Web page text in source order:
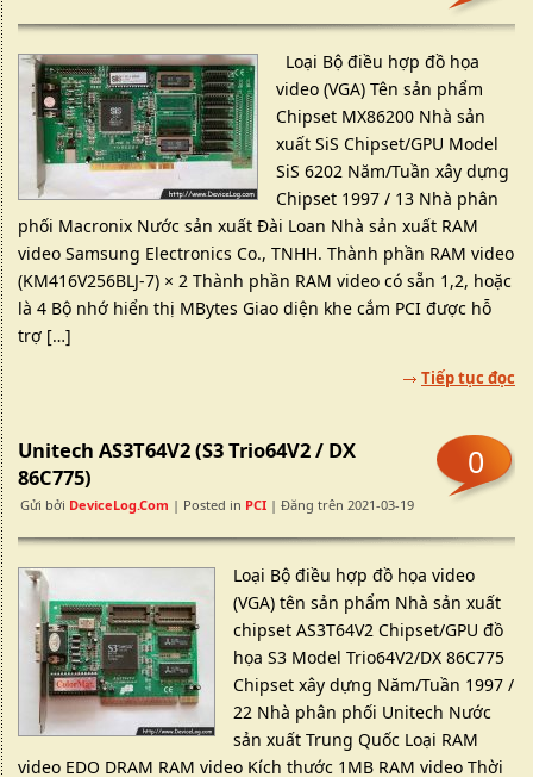
Loại Bộ điều hợp đồ họa
video (VGA) Tên sản phẩm
Chipset MX86200 Nhà sản
xuất SiS Chipset/GPU Model
SiS 6202 Năm/Tuần xây dựng
Chipset 1997 / 13 Nhà phân
phối Macronix Nước sản xuất Đài Loan Nhà sản xuất RAM
video Samsung Electronics Co., TNHH. Thành phần RAM video
(KM416V256BLJ-7) × 2 Thành phần RAM video có sẵn 1,2, hoặc
là 4 Bộ nhớ hiển thị MBytes Giao diện khe cắm PCI được hỗ
trợ […]
Tiếp tục đọc
Unitech AS3T64V2 (S3 Trio64V2 / DX
86C775)
Gửi bởi DeviceLog.com | Posted in PCI | Đăng trên 2021-03-19
0
Loại Bộ điều hợp đồ họa video
(VGA) tên sản phẩm Nhà sản xuất
chipset AS3T64V2 Chipset/GPU đồ
họa S3 Model Trio64V2/DX 86C775
Chipset xây dựng Năm/Tuần 1997 /
22 Nhà phân phối Unitech Nước
sản xuất Trung Quốc Loại RAM
video EDO DRAM RAM video Kích thước 1MB RAM video Thời